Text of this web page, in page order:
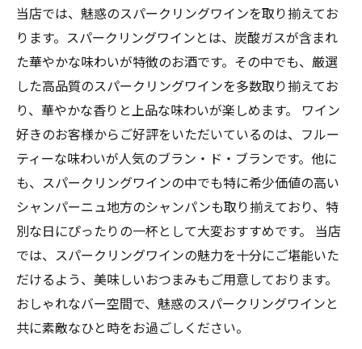
当店では、魅惑のスパークリングワインを取り揃えてお
ります。スパークリングワインとは、炭酸ガスが含まれ
た華やかな味わいが特徴のお酒です。その中でも、厳選
した高品質のスパークリングワインを多数取り揃えてお
り、華やかな香りと上品な味わいが楽しめます。 ワイン
好きのお客様からご好評をいただいているのは、フルー
ティーな味わいが人気のブラン・ド・ブランです。他に
も、スパークリングワインの中でも特に希少価値の高い
シャンパーニュ地方のシャンパンも取り揃えており、特
別な日にぴったりの一杯として大変おすすめです。 当店
では、スパークリングワインの魅力を十分にご堪能いた
だけるよう、美味しいおつまみもご用意しております。
おしゃれなバー空間で、魅惑のスパークリングワインと
共に素敵なひと時をお過ごしください。